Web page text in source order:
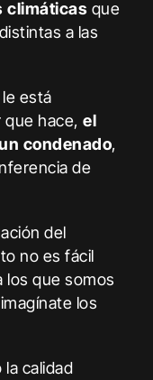
climáticas que
a las
le está
que hace,el
condenado,
de
del
no es fácil
los que somos
los
la calidad